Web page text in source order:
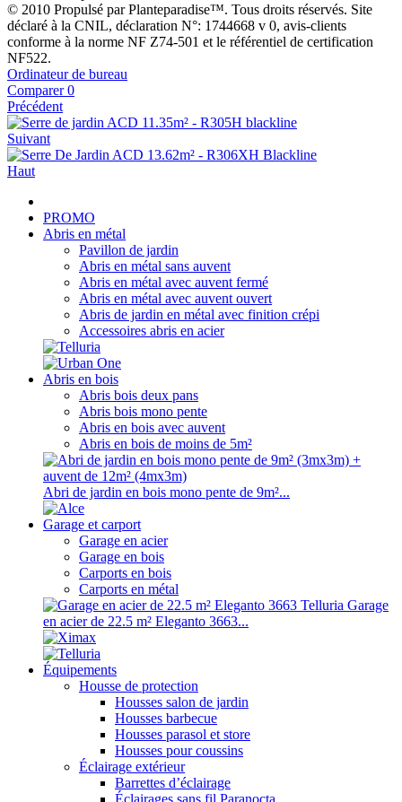
© 2010 Propulsé par Planteparadise™. Tous droits réservés. Site
déclaré à la CNIL, déclaration N°: 1744668 v 0, avis-clients
conforme à la norme NF Z74-501 et le référentiel de certification
NF522.
Ordinateur de bureau
Comparer 0
Précédent
Suivant
Haut
PROMO
Abris en métal
Pavillon de jardin
Abris en métal sans auvent
Abris en métal avec auvent fermé
Abris en métal avec auvent ouvert
Abris de jardin en métal avec finition crépi
Accessoires abris en acier
Abris en bois
Abris bois deux pans
Abris bois mono pente
Abris en bois avec auvent
Abris en bois de moins de 5m²
Abri de jardin en bois mono pente de 9m²...
Garage et carport
Garage en acier
Garage en bois
Carports en bois
Carports en métal
Garage
en acier de 22.5 m² Eleganto 3663...
Équipements
Housse de protection
Housses salon de jardin
Housses barbecue
Housses parasol et store
Housses pour coussins
Éclairage extérieur
Barrettes d’éclairage
Éclairages sans fil Paranocta